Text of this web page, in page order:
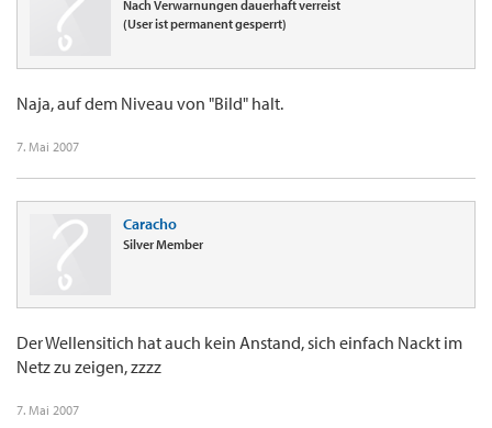
Nach Verwarnungen dauerhaft verreist
(User ist permanent gesperrt)
Naja, auf dem Niveau von "Bild" halt.
7. Mai 2007
Caracho
Silver Member
Der Wellensitich hat auch kein Anstand, sich einfach Nackt im
Netz zu zeigen, zzzz
7. Mai 2007